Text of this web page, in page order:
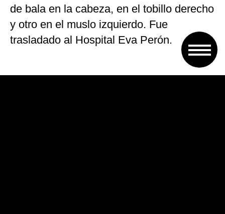
de bala en la cabeza, en el tobillo derecho
y otro en el muslo izquierdo. Fue
trasladado al Hospital Eva Perón.